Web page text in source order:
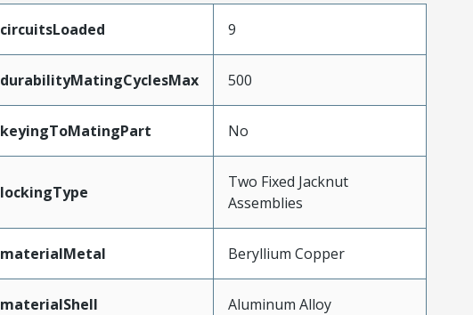
circuitsLoaded 9
durabilityMatingCyclesMax 500
keyingToMatingPart No
lockingType
Two Fixed Jacknut
Assemblies
materialMetal Beryllium Copper
materialShell Aluminum Alloy